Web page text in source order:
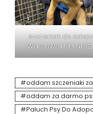
szczeniak do
Warszawa
oddam szczeniaki
oddam za darmo
Paluch Psy Do